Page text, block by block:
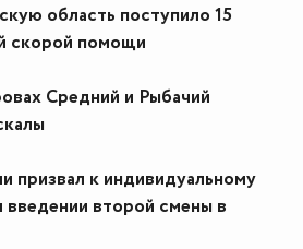
область поступило 15
скорой помощи
Средний и Рыбачий
призвал к индивидуальному
второй смены в